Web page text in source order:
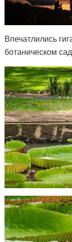
Впечатлились
ботаническом